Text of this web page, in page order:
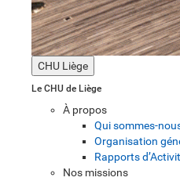
CHU Liège
Le CHU de Liège
À propos
Qui sommes-
Organisation
Rapports
Nos missions